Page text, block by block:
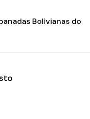
Bolivianas do